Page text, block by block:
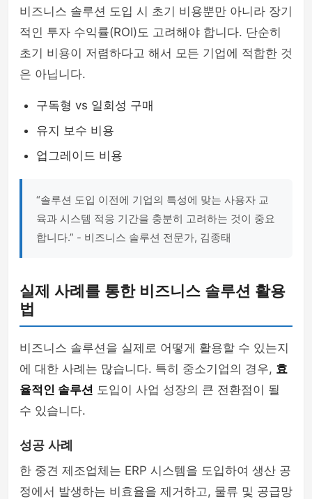
비즈니스 솔루션 도입 시 초기 비용뿐만 아니라 장기
적인 투자 수익률(ROI)도 고려해야 합니다. 단순히
초기 비용이 저렴하다고 해서 모든 기업에 적합한 것
은 아닙니다.
구독형 vs 일회성 구매
유지 보수 비용
업그레이드 비용
“솔루션 도입 이전에 기업의 특성에 맞는 사용자 교
육과 시스템 적응 기간을 충분히 고려하는 것이 중요
합니다.” - 비즈니스 솔루션 전문가, 김종태
실제 사례를 통한 비즈니스 솔루션 활용
법
비즈니스 솔루션을 실제로 어떻게 활용할 수 있는지
에 대한 사례는 많습니다. 특히 중소기업의 경우, 효
율적인 솔루션 도입이 사업 성장의 큰 전환점이 될
수 있습니다.
성공 사례
한 중견 제조업체는 ERP 시스템을 도입하여 생산 공
정에서 발생하는 비효율을 제거하고, 물류 및 공급망